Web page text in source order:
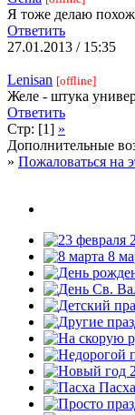
Я тоже делаю
Ответить
27.01.2013 / 15:35
Lenisan [offline]
Желе - штука
Ответить
Стр: [1] »
Дополнительные
» Пожаловаться на
8
Пасха